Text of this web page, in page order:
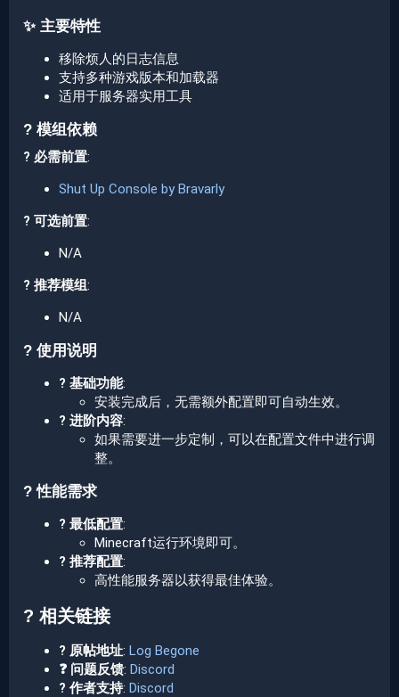
✨ 主要特性​
移除烦人的日志信息
支持多种游戏版本和加载器
适用于服务器实用工具
? 模组依赖​
? 必需前置:
Shut Up Console by Bravarly
? 可选前置:
N/A
? 推荐模组:
N/A
? 使用说明​
? 基础功能:
安装完成后，无需额外配置即可自动生效。
?️ 进阶内容:
如果需要进一步定制，可以在配置文件中进行调
整。
? 性能需求​
? 最低配置:
Minecraft运行环境即可。
? 推荐配置:
高性能服务器以获得最佳体验。
? 相关链接​
? 原帖地址: Log Begone
❓ 问题反馈: Discord
? 作者支持: Discord